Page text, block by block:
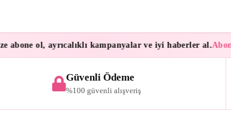
ol, ayrıcalıklı kampanyalar ve iyi haberler al.
Güvenli Ödeme
%100 güvenli alışveriş